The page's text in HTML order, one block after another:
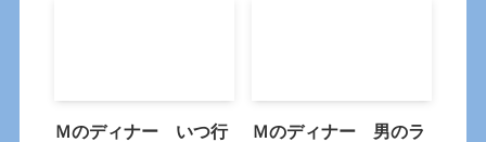
Ｍのディナー いつ行
Ｍのディナー 男のラ